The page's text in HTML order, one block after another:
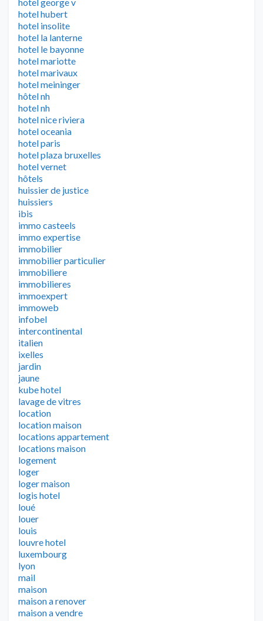
hotel hubert
hotel insolite
hotel la lanterne
hotel le bayonne
hotel mariotte
hotel marivaux
hotel meininger
hôtel nh
hotel nh
hotel nice riviera
hotel oceania
hotel paris
hotel plaza bruxelles
hotel vernet
hôtels
huissier de justice
huissiers
ibis
immo casteels
immo expertise
immobilier
immobilier particulier
immobiliere
immobilieres
immoexpert
immoweb
infobel
intercontinental
italien
ixelles
jardin
jaune
kube hotel
lavage de vitres
location
location maison
locations appartement
locations maison
logement
loger
loger maison
logis hotel
loué
louer
louis
louvre hotel
luxembourg
lyon
mail
maison
maison a renover
maison a vendre